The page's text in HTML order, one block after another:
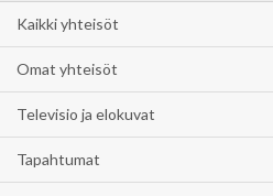
Kaikki yhteisöt
Omat yhteisöt
Televisio ja elokuvat
Tapahtumat